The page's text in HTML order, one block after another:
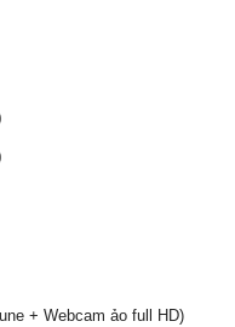
+ Webcam ảo full HD)